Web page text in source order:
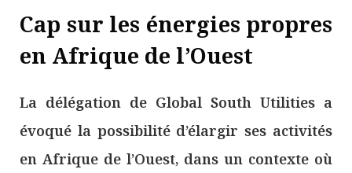
Cap sur les énergies propres
en Afrique de l’Ouest
La délégation de Global South Utilities a
évoqué la possibilité d’élargir ses activités
en Afrique de l’Ouest, dans un contexte où